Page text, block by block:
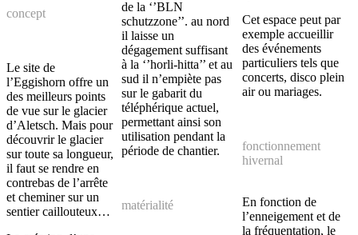
concept
Le site de
l’Eggishorn offre un
des meilleurs points
de vue sur le glacier
d’Aletsch. Mais pour
découvrir le glacier
sur toute sa longueur,
il faut se rendre en
contrebas de l’arrête
et cheminer sur un
sentier caillouteux…
de la ‘’BLN
schutzzone’’. au nord
il laisse un
dégagement suffisant
à la ‘’horli-hitta’’ et au
sud il n’empiète pas
sur le gabarit du
téléphérique actuel,
permettant ainsi son
utilisation pendant la
période de chantier.
matérialité
Cet espace peut par
exemple accueillir
des événements
particuliers tels que
concerts, disco plein
air ou mariages.
fonctionnement
hivernal
En fonction de
l’enneigement et de
la fréquentation, le